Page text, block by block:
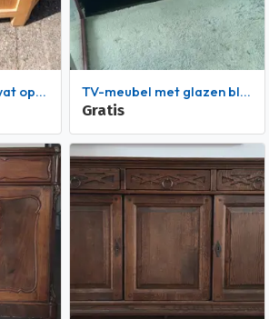
woeden.
TV-meubel met glazen blad
Gratis